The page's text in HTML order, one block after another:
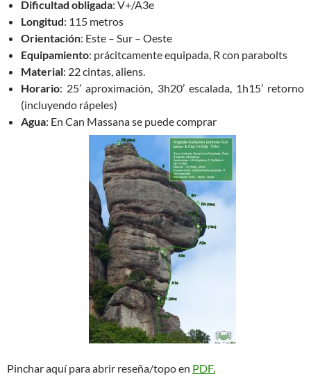
Dificultad obligada: V+/A3e
Longitud: 115 metros
Orientación: Este – Sur – Oeste
Equipamiento: prácitcamente equipada, R con parabolts
Material: 22 cintas, aliens.
Horario: 25’ aproximación, 3h20’ escalada, 1h15’ retorno
(incluyendo rápeles)
Agua: En Can Massana se puede comprar
Pinchar aquí para abrir reseña/topo en PDF.